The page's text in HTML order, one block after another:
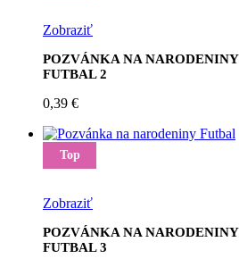
Zobraziť
POZVÁNKA NA NARODENINY
FUTBAL 2
0,39 €
Top
Zobraziť
POZVÁNKA NA NARODENINY
FUTBAL 3